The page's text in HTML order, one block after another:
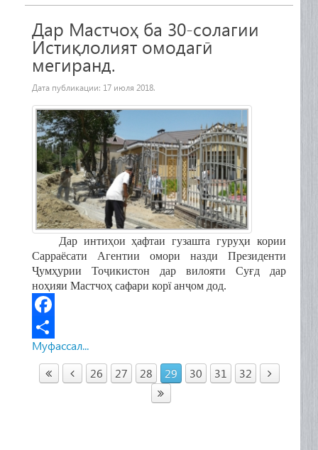
c
h
Дар Мастчоҳ ба 30-солагии
Истиқлолият омодагӣ
мегиранд.
Дата публикации: 17 июля 2018.
Дар интиҳои ҳафтаи гузашта гуруҳи кории
Сарраёсати Агентии омори назди Президенти
Ҷумҳурии Тоҷикистон дар вилояти Суғд дар
ноҳияи Мастчоҳ сафари корї анҷом дод.
F
a
S
Муфассал...
26
27 28 29 30 31 32